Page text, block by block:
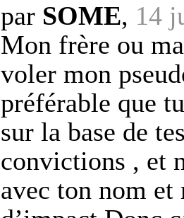
par SOME, 14
Mon frère ou
voler mon
préférable que
sur la base de
convictions , et
avec ton nom